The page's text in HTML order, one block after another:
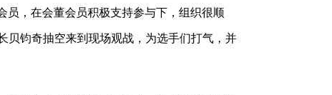
，在会董会员积极支持参与下，组织很顺
贝钧奇抽空来到现场观战，为选手们打气，并